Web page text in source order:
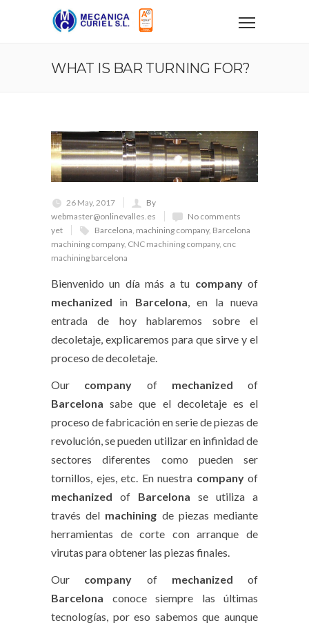
WHAT IS BAR TURNING FOR?
26 May, 2017
By
webmaster@onlinevalles.es
No comments
yet
Barcelona, machining company, Barcelona
machining company, CNC machining company, cnc
machining barcelona
Bienvenido un día más a tu companyof
mechanized in Barcelona, en la nueva
entrada de hoy hablaremos sobre el
decoletaje, explicaremos para que sirve y el
proceso de decoletaje.
Our company of mechanized of
Barcelona sabe que el decoletaje es el
proceso de fabricación en serie de piezas de
revolución, se pueden utilizar en infinidad de
sectores diferentes como pueden ser
tornillos, ejes, etc. En nuestra companyof
mechanized of Barcelona se utiliza a
través del machining de piezas mediante
herramientas de corte con arranque de
virutas para obtener las piezas finales.
Our company of mechanized of
Barcelona conoce siempre las últimas
tecnologías, por eso sabemos que aunque